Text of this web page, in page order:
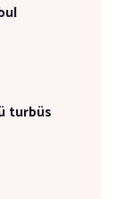
turbüs